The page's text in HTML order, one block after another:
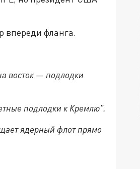
впереди фланга.
восток — подлодки
подлодки к Кремлю".
ядерный флот прямо